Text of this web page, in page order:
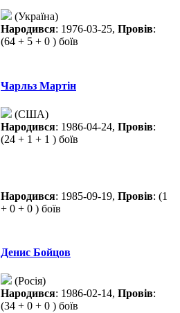
(Україна)
Народився: 1976-03-25, Провів:
(64 + 5 + 0 ) боїв
Чарльз Мартін
(США)
Народився: 1986-04-24, Провів:
(24 + 1 + 1 ) боїв
Народився: 1985-09-19, Провів: (1
+ 0 + 0 ) боїв
Денис Бойцов
(Росія)
Народився: 1986-02-14, Провів:
(34 + 0 + 0 ) боїв